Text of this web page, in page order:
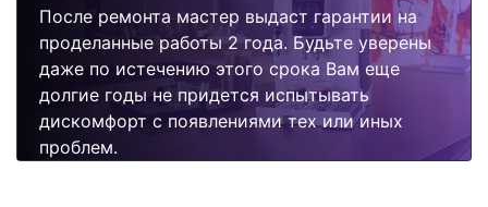
После ремонта мастер выдаст гарантии на
проделанные работы 2 года. Будьте уверены
даже по истечению этого срока Вам еще
долгие годы не придется испытывать
дискомфорт с появлениями тех или иных
проблем.